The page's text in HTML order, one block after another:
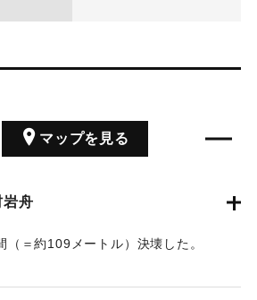
マップを見る
岩舟
（＝約109メートル）決壊した。